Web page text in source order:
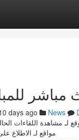
مباشر
days ago News
مشاهدة اللقاءات
مواقع لـ الاطلاع